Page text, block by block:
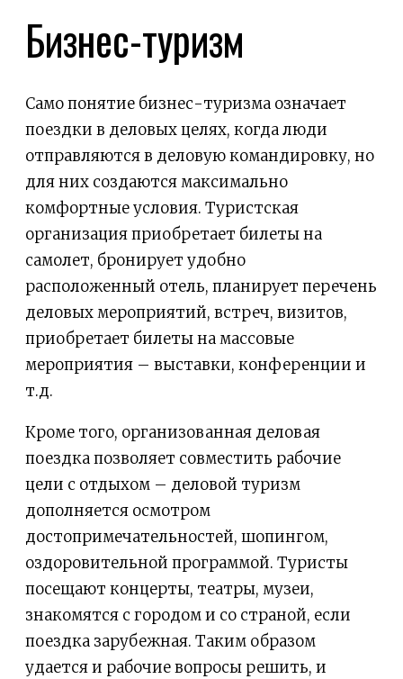
Бизнес-туризм
Само понятие бизнес-туризма означает
поездки в деловых целях, когда люди
отправляются в деловую командировку, но
для них создаются максимально
комфортные условия. Туристская
организация приобретает билеты на
самолет, бронирует удобно
расположенный отель, планирует перечень
деловых мероприятий, встреч, визитов,
приобретает билеты на массовые
мероприятия – выставки, конференции и
т.д.
Кроме того, организованная деловая
поездка позволяет совместить рабочие
цели с отдыхом – деловой туризм
дополняется осмотром
достопримечательностей, шопингом,
оздоровительной программой. Туристы
посещают концерты, театры, музеи,
знакомятся с городом и со страной, если
поездка зарубежная. Таким образом
удается и рабочие вопросы решить, и